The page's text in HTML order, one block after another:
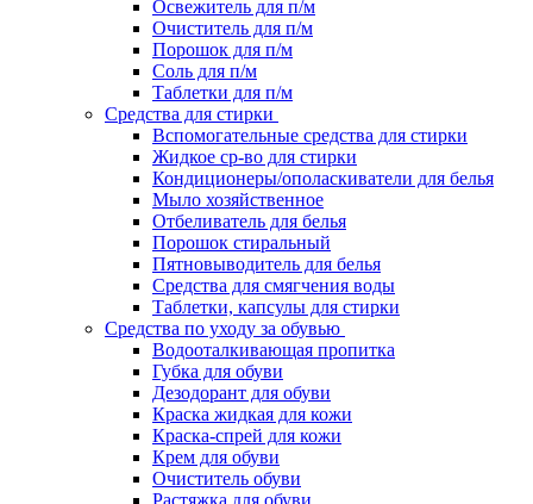
Освежитель для п/м
Очиститель для п/м
Порошок для п/м
Соль для п/м
Таблетки для п/м
Средства для стирки
Вспомогательные средства для стирки
Жидкое ср-во для стирки
Кондиционеры/ополаскиватели для белья
Мыло хозяйственное
Отбеливатель для белья
Порошок стиральный
Пятновыводитель для белья
Средства для смягчения воды
Таблетки, капсулы для стирки
Средства по уходу за обувью
Водооталкивающая пропитка
Губка для обуви
Дезодорант для обуви
Краска жидкая для кожи
Краска-спрей для кожи
Крем для обуви
Очиститель обуви
Растяжка для обуви